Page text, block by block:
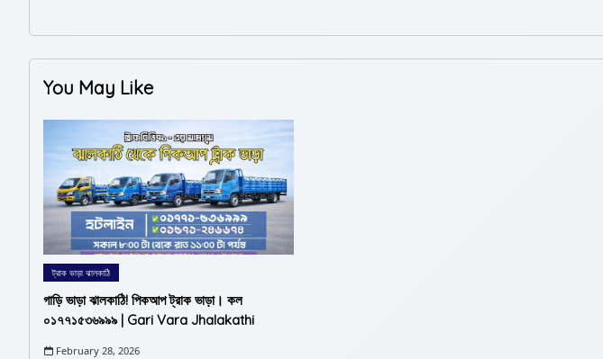
You May Like
ট্রাক ভাড়া ঝালকাঠি
গাড়ি ভাড়া ঝালকাঠি! পিকআপ ট্রাক ভাড়া। কল
০১৭৭১৫৩৬৯৯৯ | Gari Vara Jhalakathi
February 28, 2026